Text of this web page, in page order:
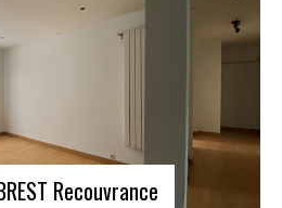
Recouvrance